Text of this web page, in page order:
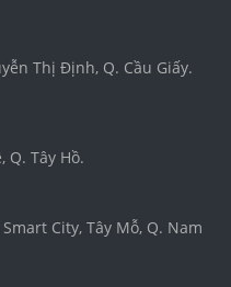
Thị Định, Q. Cầu Giấy.
Q. Tây Hồ.
City, Tây Mỗ, Q. Nam